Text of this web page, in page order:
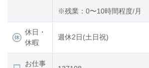
※残業：0〜10時間程度/月
休日・
休暇
週休2日(土日祝)
お仕事